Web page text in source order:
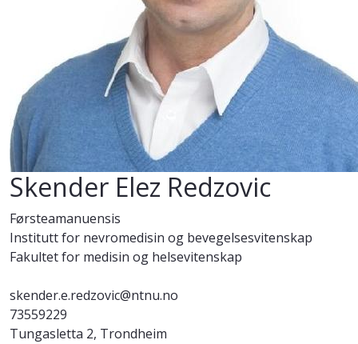
Skender Elez Redzovic
Førsteamanuensis
Institutt for nevromedisin og bevegelsesvitenskap
Fakultet for medisin og helsevitenskap
skender.e.redzovic@ntnu.no
73559229
Tungasletta 2, Trondheim